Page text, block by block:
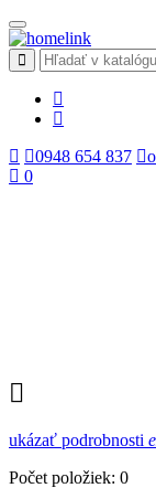
0948 654 837
0
ukázať podrobnosti
Počet položiek: 0